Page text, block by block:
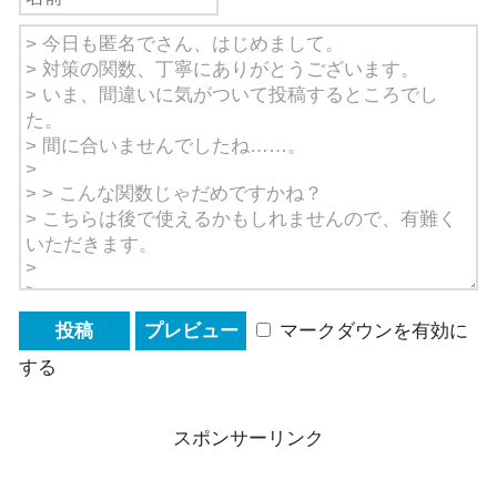
マークダウンを有効に
する
スポンサーリンク